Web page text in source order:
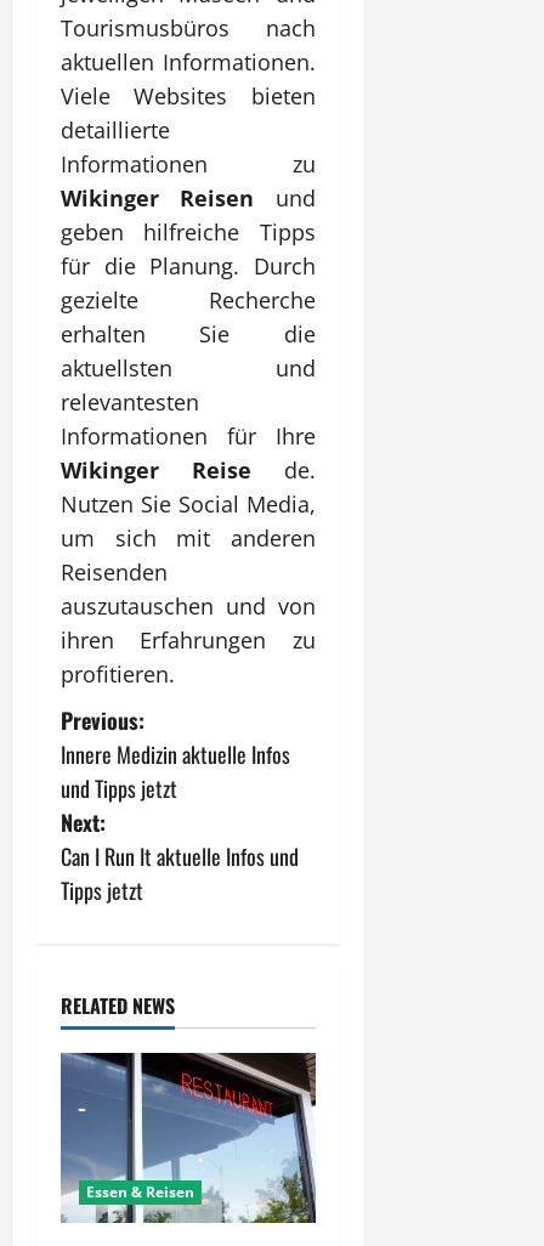
Tourismusbüros nach
aktuellen Informationen.
Viele Websites bieten
detaillierte
Informationen zu
Wikinger Reisen und
geben hilfreiche Tipps
für die Planung. Durch
gezielte Recherche
erhalten Sie die
aktuellsten und
relevantesten
Informationen für Ihre
Wikinger Reise de.
Nutzen Sie Social Media,
um sich mit anderen
Reisenden
auszutauschen und von
ihren Erfahrungen zu
profitieren.
P
o
s
t
v
a
Previous:
Innere Medizin aktuelle Infos
und Tipps jetzt
Next:
Can I Run It aktuelle Infos und
Tipps jetzt
RELATED NEWS
Essen & Reisen